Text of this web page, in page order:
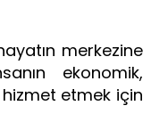
merkezine
ekonomik,
etmek için